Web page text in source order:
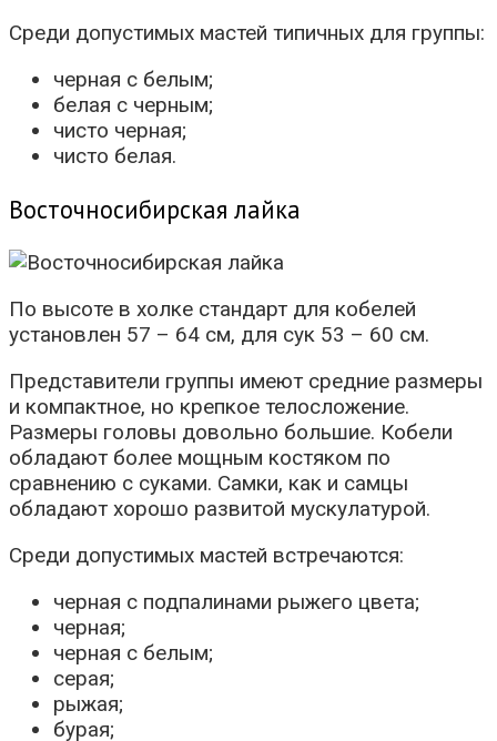
Среди допустимых мастей типичных для группы:
черная с белым;
белая с черным;
чисто черная;
чисто белая.
Восточносибирская лайка
По высоте в холке стандарт для кобелей
установлен 57 – 64 см, для сук 53 – 60 см.
Представители группы имеют средние размеры
и компактное, но крепкое телосложение.
Размеры головы довольно большие. Кобели
обладают более мощным костяком по
сравнению с суками. Самки, как и самцы
обладают хорошо развитой мускулатурой.
Среди допустимых мастей встречаются:
черная с подпалинами рыжего цвета;
черная;
черная с белым;
серая;
рыжая;
бурая;